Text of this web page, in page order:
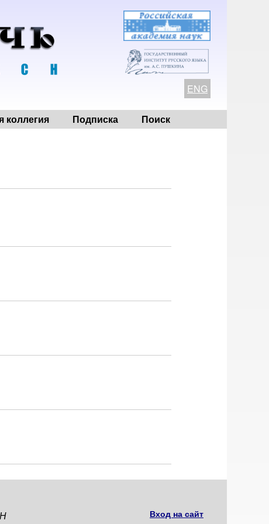
ENG
коллегия Подписка Поиск
Вход на сайт